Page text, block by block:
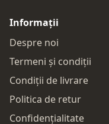
Informații
Despre noi
Termeni și condiții
Condiții de livrare
Politica de retur
Confidențialitate